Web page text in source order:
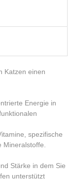
Katzen einen
Energie in
spezifische
Stärke in dem Sie
unterstützt